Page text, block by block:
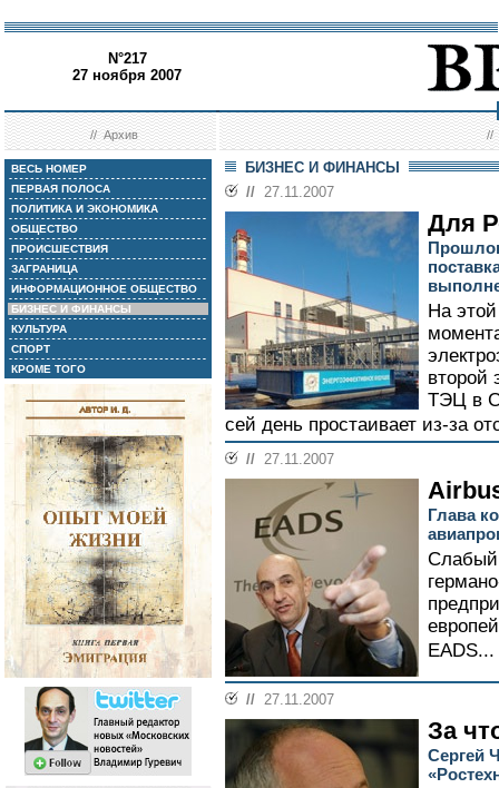
N°217
27 ноября 2007
//Архив //
ВЕСЬ НОМЕР
ПЕРВАЯ ПОЛОСА
ПОЛИТИКА И ЭКОНОМИКА
ОБЩЕСТВО
ПРОИСШЕСТВИЯ
ЗАГРАНИЦА
ИНФОРМАЦИОННОЕ ОБЩЕСТВО
БИЗНЕС И ФИНАНСЫ
КУЛЬТУРА
СПОРТ
КРОМЕ ТОГО
БИЗНЕС И ФИНАНСЫ
// 27.11.2007
Для
На этой
второй
ТЭЦ в
сей день простаивает из-за
// 27.11.2007
Глава
Слабый
EADS...
// 27.11.2007
За
Сергей